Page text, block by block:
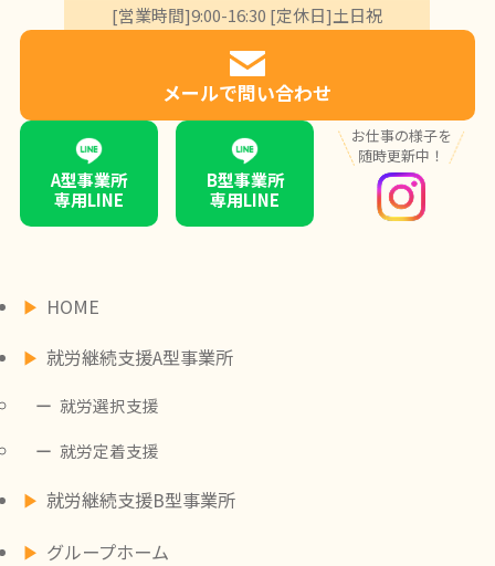
[営業時間]9:00-16:30 [定休日]土日祝
メールで問い合わせ
A型事業所
専用LINE
B型事業所
専用LINE
お仕事の様子を
随時更新中！
HOME
就労継続支援A型事業所
就労選択支援
就労定着支援
就労継続支援B型事業所
グループホーム